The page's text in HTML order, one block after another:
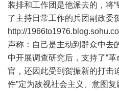
装排和工作团是他派去的，将
了主持日常工作的兵团副政委
http://
声称：自己是主动到群众中去
中开展调查研究后，支持了“革
官，还因此受到贺振新的打击
件”定为敌视社会主义、意图